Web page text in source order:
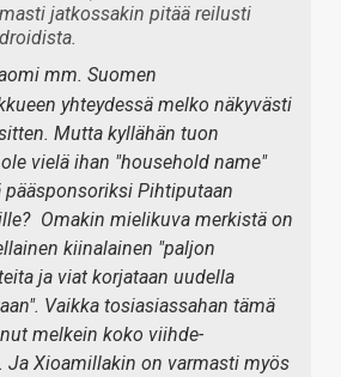
jatkossakin pitää reilusti
mm. Suomen
yhteydessä melko näkyvästi
Mutta kyllähän tuon
vielä ihan "household name"
pääsponsoriksi Pihtiputaan
Omakin mielikuva merkistä on
kiinalainen "paljon
ja viat korjataan uudella
Vaikka tosiasiassahan tämä
melkein koko viihde-
Ja Xioamillakin on varmasti myös